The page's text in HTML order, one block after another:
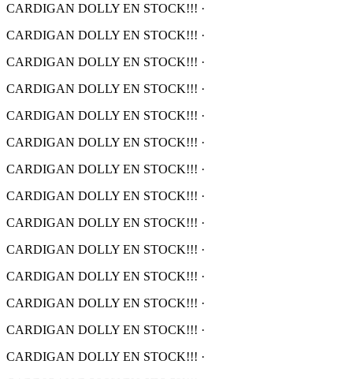
CARDIGAN DOLLY EN STOCK!!! ·
CARDIGAN DOLLY EN STOCK!!! ·
CARDIGAN DOLLY EN STOCK!!! ·
CARDIGAN DOLLY EN STOCK!!! ·
CARDIGAN DOLLY EN STOCK!!! ·
CARDIGAN DOLLY EN STOCK!!! ·
CARDIGAN DOLLY EN STOCK!!! ·
CARDIGAN DOLLY EN STOCK!!! ·
CARDIGAN DOLLY EN STOCK!!! ·
CARDIGAN DOLLY EN STOCK!!! ·
CARDIGAN DOLLY EN STOCK!!! ·
CARDIGAN DOLLY EN STOCK!!! ·
CARDIGAN DOLLY EN STOCK!!! ·
CARDIGAN DOLLY EN STOCK!!! ·